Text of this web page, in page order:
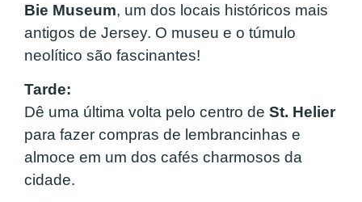
Bie Museum, um dos locais históricos mais
antigos de Jersey. O museu e o túmulo
neolítico são fascinantes!
Tarde:
Dê uma última volta pelo centro de St. Helier
para fazer compras de lembrancinhas e
almoce em um dos cafés charmosos da
cidade.